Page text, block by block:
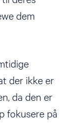
dem
der ikke er
da den er
fokusere på